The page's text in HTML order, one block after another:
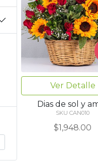
Ver Detalle
Dias de sol y
SKU CAN010
$1,948.00